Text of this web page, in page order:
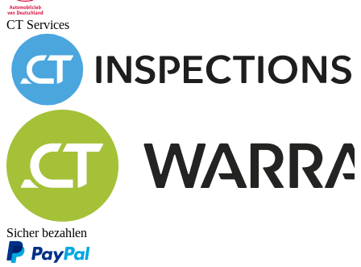
CT Services
Sicher bezahlen